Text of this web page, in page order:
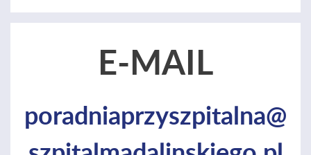
E-MAIL
poradniaprzyszpitalna@